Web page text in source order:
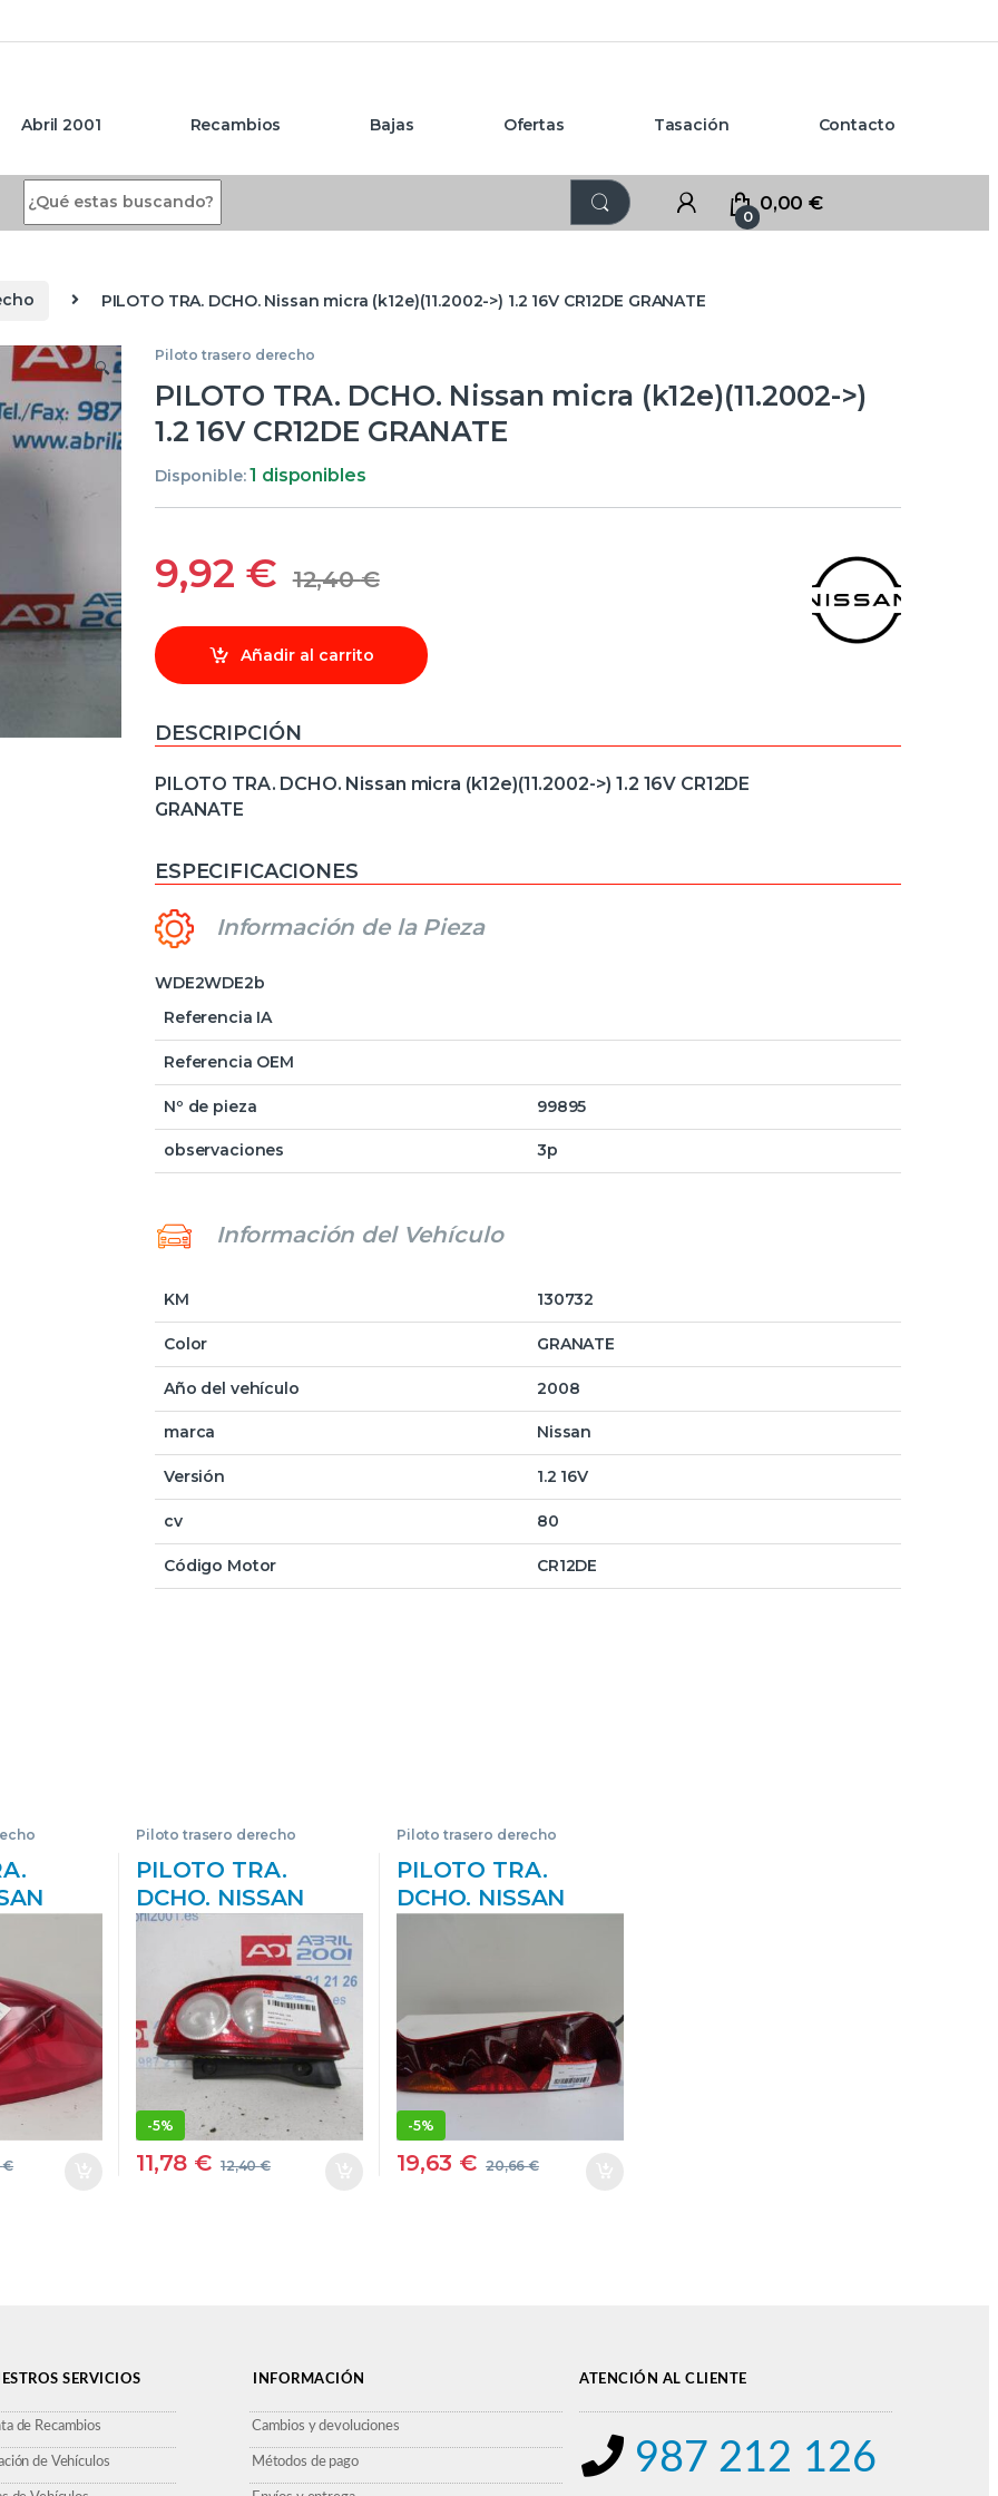
Abril 2001 Recambios Bajas Ofertas Tasación Contacto
0
0,00€
PILOTO TRA. DCHO. Nissan micra (k12e)(11.2002->) 1.2 16V CR12DE GRANATE
🔍
Piloto trasero derecho
PILOTO TRA. DCHO. Nissan micra (k12e)(11.2002->)
1.2 16V CR12DE GRANATE
Disponible:1 disponibles
9,92 € 12,40€
Añadir al carrito
DESCRIPCIÓN
PILOTO TRA. DCHO. Nissan micra (k12e)(11.2002->) 1.2 16V CR12DE
GRANATE
ESPECIFICACIONES
Información de la Pieza
WDE2WDE2b
Referencia IA
Referencia OEM
Nº de pieza 99895
observaciones 3p
Información del Vehículo
KM 130732
Color GRANATE
Año del vehículo 2008
marca Nissan
Versión 1.2 16V
cv 80
Código Motor CR12DE
PP-
€
Piloto trasero derecho
PILOTO TRA.
DCHO. NISSAN
MICRA (K12E)
(11.2002->) 1.2 16V
CR12DE BLANCO
BOMBILLA
DERECHA
DERECHO FARO
LÁMPARA LUZ
TRASERA
TRASERO
-5%
11,78 € 12,40€
Piloto trasero derecho
PILOTO TRA.
DCHO. NISSAN
BOMBILLA
DERECHA
DERECHO FARO
LÁMPARA LUZ
TRASERA
TRASERO
-5%
19,63 € 20,66€
SERVICIOS
de Recambios
de Vehículos
INFORMACIÓN
Cambios y devoluciones
Métodos de pago
ATENCIÓN AL CLIENTE
987 212 126